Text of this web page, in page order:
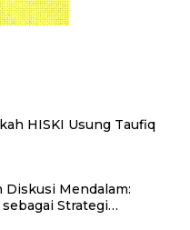
HISKI Usung Taufiq
Mendalam:
Strategi